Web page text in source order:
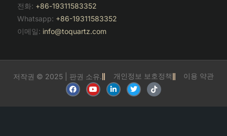
전화: +86-19311583352
Whatsapp: +86-19311583352
이메일: info@toquartz.com
저작권 © 2025 | 판권 소유. 개인정보 보호정책
이용 약관
F
a
c
유
튜
브
링
크
드
트
위
터
틱
톡